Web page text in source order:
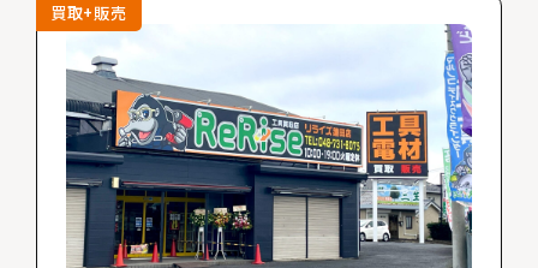
買取+販売